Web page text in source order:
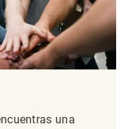
una